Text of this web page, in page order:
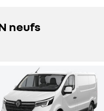
neufs